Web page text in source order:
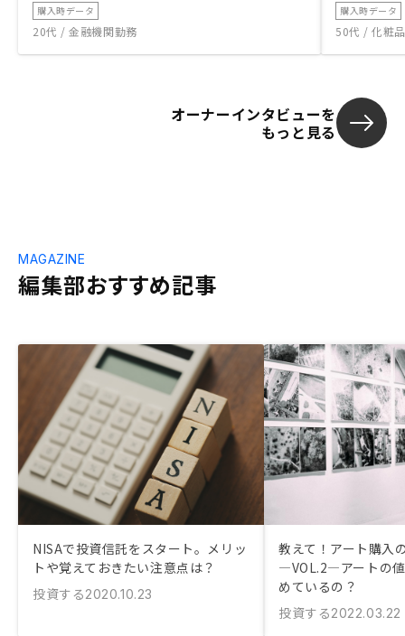
購入時データ
20代 / 金融機関勤務
購入時データ
50代 / 化粧
オーナーインタビューを
もっと見る
編集部おすすめ記事
MAGAZINE
NISAで投資信託をスタート。メリッ
トや覚えておきたい注意点は？
投資する2020.10.23
教えて！アート購入
―VOL.2―アートの
めているの？
投資する2022.03.22